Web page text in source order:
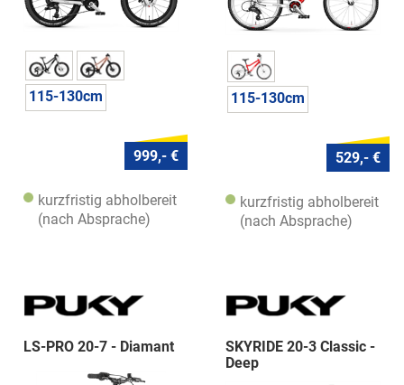
115-130cm
999,- €
kurzfristig abholbereit
(nach Absprache)
115-130cm
529,- €
kurzfristig abholbereit
(nach Absprache)
LS-PRO 20-7 - Diamant
SKYRIDE 20-3 Classic -
Deep